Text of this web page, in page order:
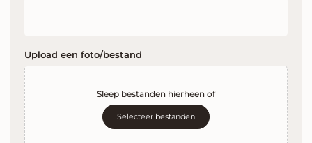
Upload een foto/bestand
Sleep bestanden hierheen of
Selecteer bestanden